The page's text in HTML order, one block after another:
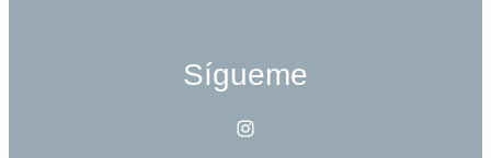
Sígueme
Instagram